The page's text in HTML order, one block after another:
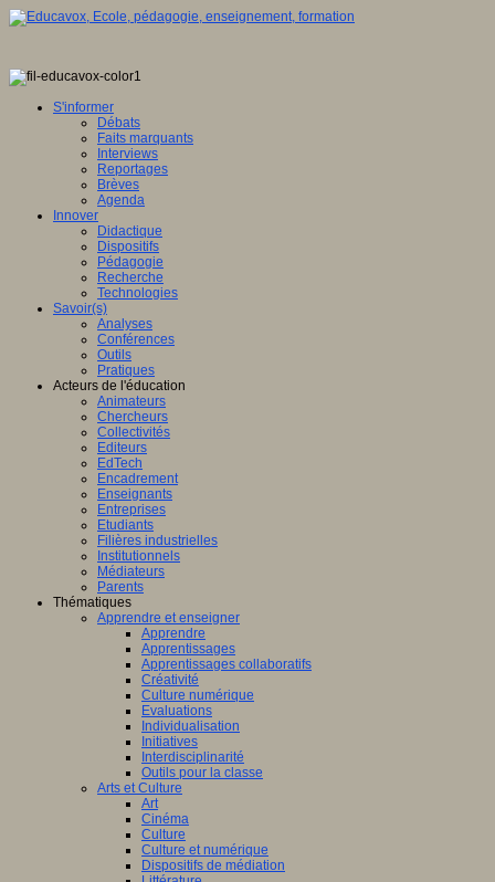
S'informer
Débats
Faits marquants
Interviews
Reportages
Brèves
Agenda
Innover
Didactique
Dispositifs
Pédagogie
Recherche
Technologies
Savoir(s)
Analyses
Conférences
Outils
Pratiques
Acteurs de l'éducation
Animateurs
Chercheurs
Collectivités
Editeurs
EdTech
Encadrement
Enseignants
Entreprises
Etudiants
Filières industrielles
Institutionnels
Médiateurs
Parents
Thématiques
Apprendre et enseigner
Apprendre
Apprentissages
Apprentissages collaboratifs
Créativité
Culture numérique
Evaluations
Individualisation
Initiatives
Interdisciplinarité
Outils pour la classe
Arts et Culture
Art
Cinéma
Culture
Culture et numérique
Dispositifs de médiation